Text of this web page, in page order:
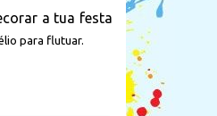
a tua festa
para flutuar.